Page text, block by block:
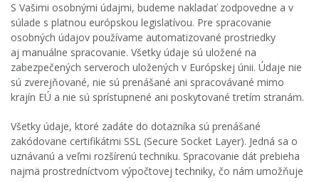
S Vašimi osobnými údajmi, budeme nakladať zodpovedne a v
súlade s platnou európskou legislatívou. Pre spracovanie
osobných údajov používame automatizované prostriedky
aj manuálne spracovanie. Všetky údaje sú uložené na
zabezpečených serveroch uložených v Európskej únii. Údaje nie
sú zverejňované, nie sú prenášané ani spracovávané mimo
krajín EÚ a nie sú sprístupnené ani poskytované tretím stranám.
Všetky údaje, ktoré zadáte do dotazníka sú prenášané
zakódovane certifikátmi SSL (Secure Socket Layer). Jedná sa o
uznávanú a veľmi rozšírenú techniku. Spracovanie dát prebieha
najmä prostredníctvom výpočtovej techniky, čo nám umožňuje